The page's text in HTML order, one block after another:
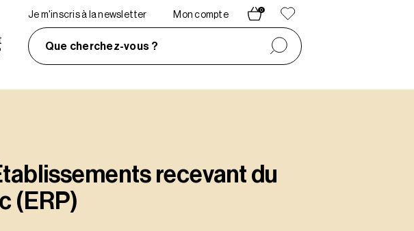
Je m'inscris à la newsletter Mon compte
0
Que cherchez-vous ?
recevant du
(ERP)